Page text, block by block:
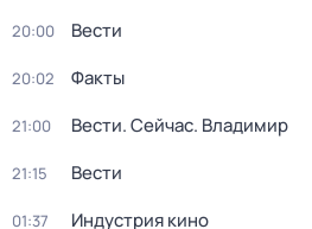
20:00 Вести
20:02 Факты
21:00 Вести. Сейчас. Владимир
21:15 Вести
01:37 Индустрия кино